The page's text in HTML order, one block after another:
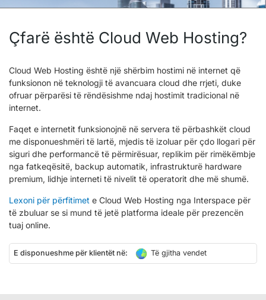
Çfarë është Cloud Web Hosting?
Cloud Web Hosting është një shërbim hostimi në internet që
funksionon në teknologji të avancuara cloud dhe rrjeti, duke
ofruar përparësi të rëndësishme ndaj hostimit tradicional në
internet.
Faqet e internetit funksionojnë në servera të përbashkët cloud
me disponueshmëri të lartë, mjedis të izoluar për çdo llogari për
siguri dhe performancë të përmirësuar, replikim për rimëkëmbje
nga fatkeqësitë, backup automatik, infrastrukturë hardware
premium, lidhje interneti të nivelit të operatorit dhe më shumë.
Lexoni për përfitimet e Cloud Web Hosting nga Interspace për
të zbuluar se si mund të jetë platforma ideale për prezencën
tuaj online.
E disponueshme për klientët në: Të gjitha vendet